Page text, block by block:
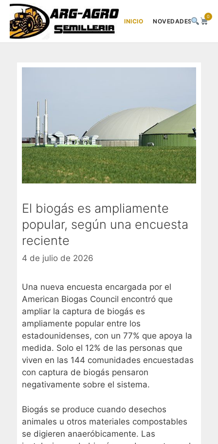
INICIO NOVEDADES
0
El biogás es ampliamente
popular, según una encuesta
reciente
4 de julio de 2026
Una nueva encuesta encargada por el
American Biogas Council encontró que
ampliar la captura de biogás es
ampliamente popular entre los
estadounidenses, con un 77% que apoya la
medida. Solo el 12% de las personas que
viven en las 144 comunidades encuestadas
con captura de biogás pensaron
negativamente sobre el sistema.
Biogás se produce cuando desechos
animales u otros materiales compostables
se digieren anaeróbicamente. Las